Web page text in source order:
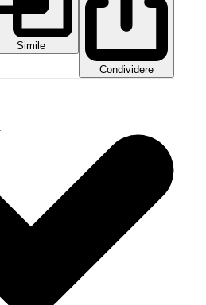
Simile
Condividere